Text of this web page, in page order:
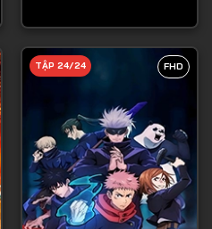
29
30
31
32
33
FHD
TẬP 24/24